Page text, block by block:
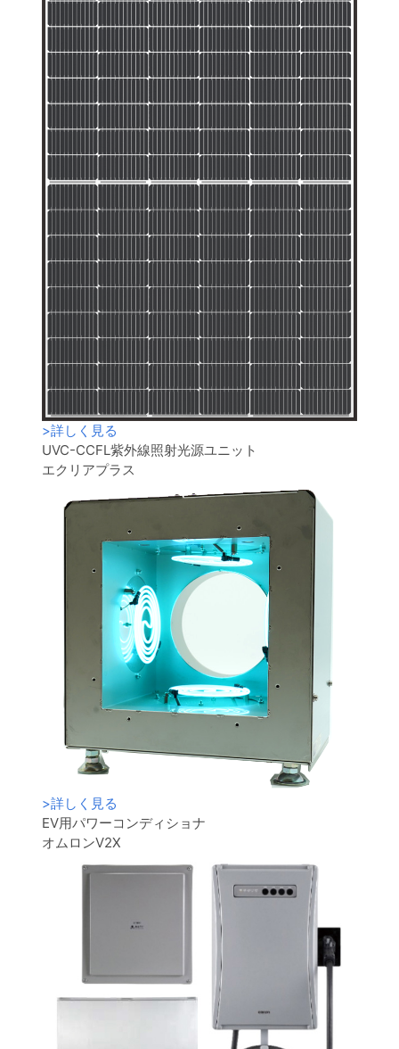
>詳しく見る
UVC-CCFL紫外線照射光源ユニット
エクリアプラス
>詳しく見る
EV用パワーコンディショナ
オムロンV2X